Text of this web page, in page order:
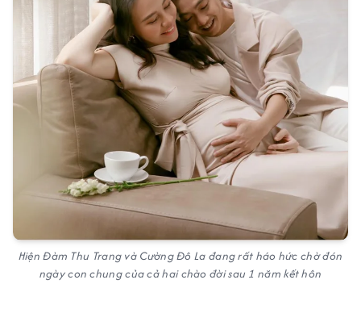
Hiện Đàm Thu Trang và Cường Đô La đang rất háo hức chờ đón
ngày con chung của cả hai chào đời sau 1 năm kết hôn